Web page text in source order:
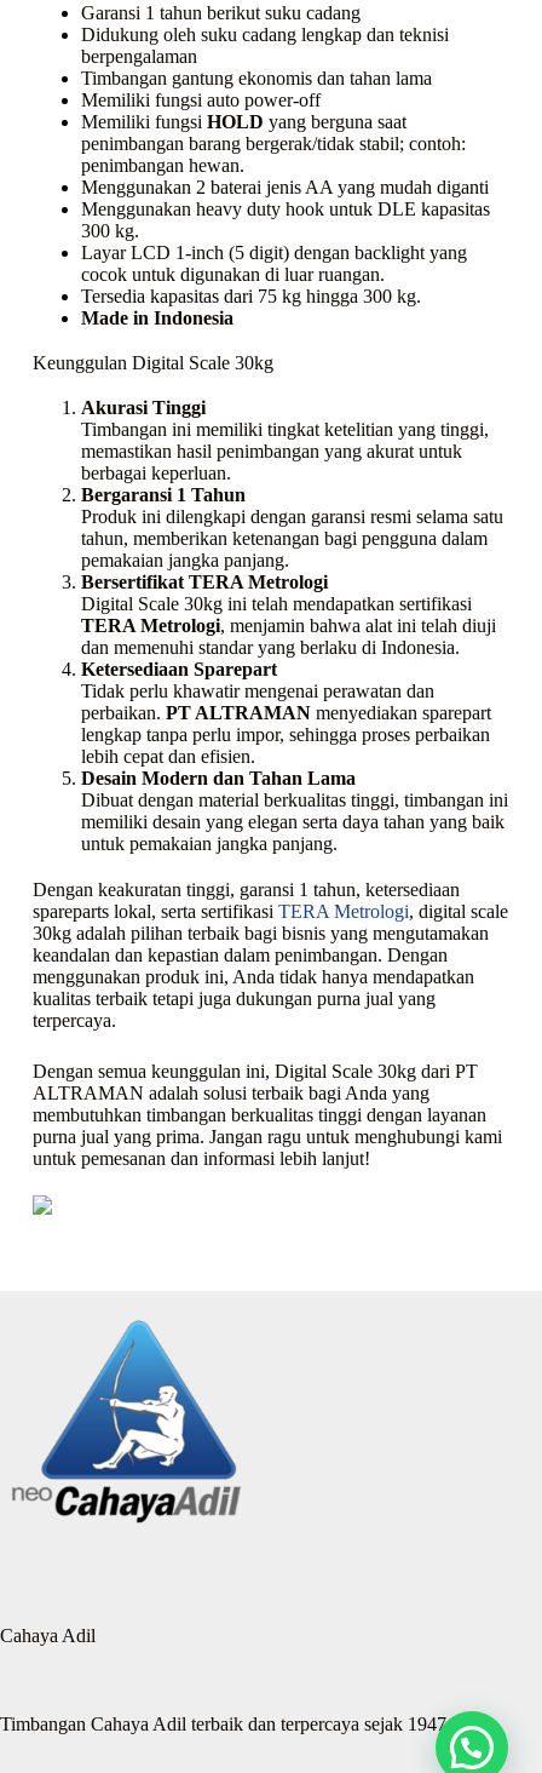
Garansi 1 tahun berikut suku cadang
Didukung oleh suku cadang lengkap dan teknisi
berpengalaman
Timbangan gantung ekonomis dan tahan lama
Memiliki fungsi auto power-off
Memiliki fungsi HOLD yang berguna saat
penimbangan barang bergerak/tidak stabil; contoh:
penimbangan hewan.
Menggunakan 2 baterai jenis AA yang mudah diganti
Menggunakan heavy duty hook untuk DLE kapasitas
300 kg.
Layar LCD 1-inch (5 digit) dengan backlight yang
cocok untuk digunakan di luar ruangan.
Tersedia kapasitas dari 75 kg hingga 300 kg.
Made in Indonesia
Keunggulan Digital Scale 30kg
Akurasi Tinggi
Timbangan ini memiliki tingkat ketelitian yang tinggi,
memastikan hasil penimbangan yang akurat untuk
berbagai keperluan.
Bergaransi 1 Tahun
Produk ini dilengkapi dengan garansi resmi selama satu
tahun, memberikan ketenangan bagi pengguna dalam
pemakaian jangka panjang.
Bersertifikat TERA Metrologi
Digital Scale 30kg ini telah mendapatkan sertifikasi
TERA Metrologi, menjamin bahwa alat ini telah diuji
dan memenuhi standar yang berlaku di Indonesia.
Ketersediaan Sparepart
Tidak perlu khawatir mengenai perawatan dan
perbaikan. PT ALTRAMANmenyediakan sparepart
lengkap tanpa perlu impor, sehingga proses perbaikan
lebih cepat dan efisien.
Desain Modern dan Tahan Lama
Dibuat dengan material berkualitas tinggi, timbangan ini
memiliki desain yang elegan serta daya tahan yang baik
untuk pemakaian jangka panjang.
Dengan keakuratan tinggi, garansi 1 tahun, ketersediaan
spareparts lokal, serta sertifikasi TERA Metrologi, digital scale
30kg adalah pilihan terbaik bagi bisnis yang mengutamakan
keandalan dan kepastian dalam penimbangan. Dengan
menggunakan produk ini, Anda tidak hanya mendapatkan
kualitas terbaik tetapi juga dukungan purna jual yang
terpercaya.
Dengan semua keunggulan ini, Digital Scale 30kg dari PT
ALTRAMAN adalah solusi terbaik bagi Anda yang
membutuhkan timbangan berkualitas tinggi dengan layanan
purna jual yang prima. Jangan ragu untuk menghubungi kami
untuk pemesanan dan informasi lebih lanjut!
Cahaya Adil
Timbangan Cahaya Adil terbaik dan terpercaya sejak 1947.